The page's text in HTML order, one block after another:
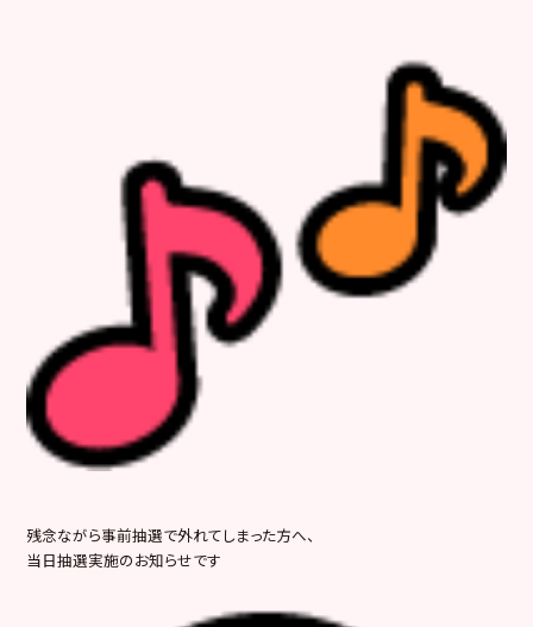
残念ながら事前抽選で外れてしまった方へ、
当日抽選実施のお知らせです